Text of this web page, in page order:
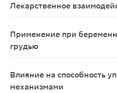
Лекарственное
Применение при
грудью
Влияние на способность
механизмами